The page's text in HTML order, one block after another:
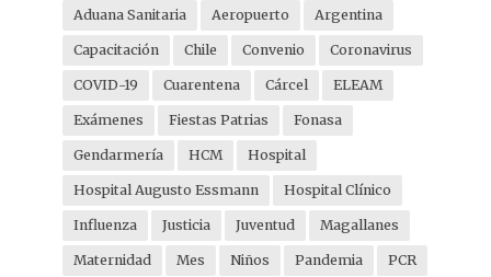
Aduana Sanitaria Aeropuerto Argentina
Capacitación Chile Convenio Coronavirus
COVID-19 Cuarentena Cárcel ELEAM
Exámenes Fiestas Patrias Fonasa
Gendarmería HCM Hospital
Hospital Augusto Essmann Hospital Clínico
Influenza Justicia Juventud Magallanes
Maternidad Mes Niños Pandemia PCR